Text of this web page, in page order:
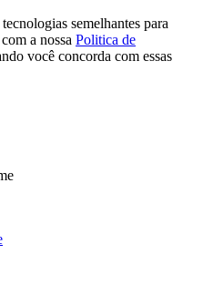
semelhantes para
a nossa Politica de
você concorda com essas